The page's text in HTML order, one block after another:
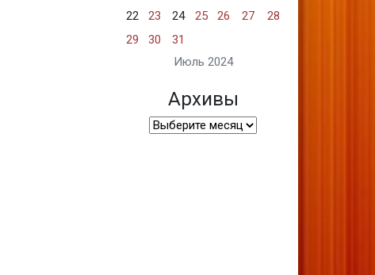
Июль 2024
22
23 24 25 26 27
28
29
30 31
Архивы
Архивы